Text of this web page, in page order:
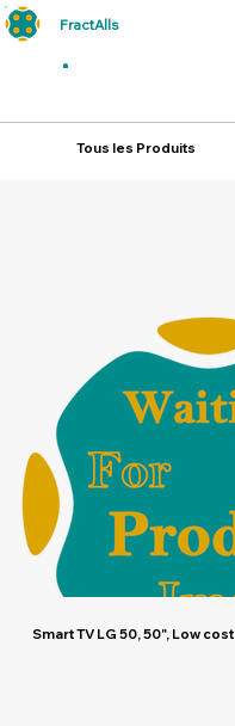
FractAlls
Tous les Produits
Smart TV LG 50, 50", Low cost